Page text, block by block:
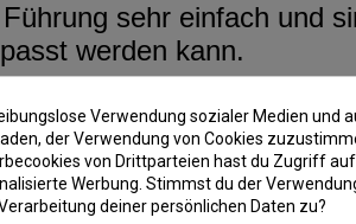
sehr einfach und
werden kann.
optimalen
Verwendung sozialer Medien und
der Verwendung von Cookies
von Drittparteien hast du Zugriff
Werbung. Stimmst du der
deiner persönlichen Daten zu?